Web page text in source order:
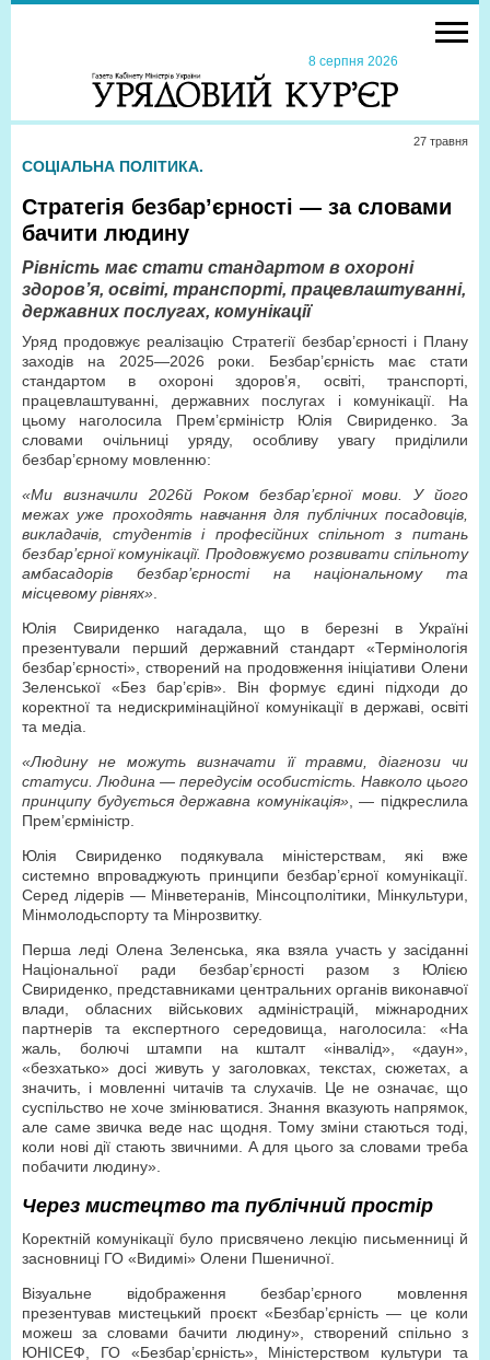
8 серпня 2026
27 травня
СОЦІАЛЬНА ПОЛІТИКА.
Стратегія безбар’єрності — за словами
бачити людину
Рівність має стати стандартом в охороні
здоров’я, освіті, транспорті, працевлаштуванні,
державних послугах, комунікації
Уряд продовжує реалізацію Стратегії безбар’єрності і Плану
заходів на 2025—2026 роки. Безбар’єрність має стати
стандартом в охороні здоров’я, освіті, транспорті,
працевлаштуванні, державних послугах і комунікації. На
цьому наголосила Прем’єр­міністр Юлія Свириденко. За
словами очільниці уряду, особливу увагу приділили
безбар’єрному мовленню:
«Ми визначили 2026­й Роком безбар’єрної мови. У його
межах уже проходять навчання для публічних посадовців,
викладачів, студентів і професійних спільнот з питань
безбар’єрної комунікації. Продовжуємо розвивати спільноту
амбасадорів безбар’єрності на національному та
місцевому рівнях»
Юлія Свириденко нагадала, що в березні в Україні
презентували перший державний стандарт «Термінологія
безбар’єрності», створений на продовження ініціативи Олени
Зеленської «Без бар’єрів». Він формує єдині підходи до
коректної та недискримінаційної комунікації в державі, освіті
та медіа.
«Людину не можуть визначати її травми, діагнози чи
статуси. Людина — передусім особистість. Навколо цього
принципу будується державна комунікація», — підкреслила
Прем’єр­міністр.
Юлія Свириденко подякувала міністерствам, які вже
системно впроваджують принципи безбар’єрної комунікації.
Серед лідерів — Мінветеранів, Мінсоцполітики, Мінкультури,
Мінмолодьспорту та Мінрозвитку.
Перша леді Олена Зеленська, яка взяла участь у засіданні
Національної ради безбар’єрності разом з Юлією
Свириденко, представниками центральних органів виконавчої
влади, обласних військових адміністрацій, міжнародних
партнерів та експертного середовища, наголосила: «На
жаль, болючі штампи на кшталт «інвалід», «даун»,
«безхатько» досі живуть у заголовках, текстах, сюжетах, а
значить, і мовленні читачів та слухачів. Це не означає, що
суспільство не хоче змінюватися. Знання вказують напрямок,
але саме звичка веде нас щодня. Тому зміни стаються тоді,
коли нові дії стають звичними. А для цього за словами треба
побачити людину».
Через мистецтво та публічний простір
Коректній комунікації було присвячено лекцію письменниці й
засновниці ГО «Видимі» Олени Пшеничної.
Візуальне відображення безбар’єрного мовлення
презентував мистецький проєкт «Безбар’єрність — це коли
можеш за словами бачити людину», створений спільно з
ЮНІСЕФ, ГО «Безбар’єрність», Міністерством культури та